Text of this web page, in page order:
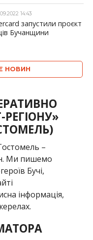
14:43
запустили проєкт
Бучанщини
НОВИН
–
Ми пишемо
Бучі,
інформація,